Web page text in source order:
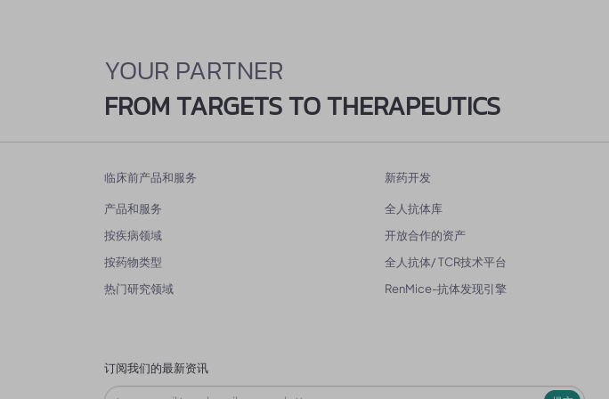
YOUR PARTNER
FROM TARGETS TO THERAPEUTICS
临床前产品和服务
产品和服务
按疾病领域
按药物类型
热门研究领域
新药开发
全人抗体库
开放合作的资产
全人抗体/ TCR技术平台
RenMice-抗体发现引擎
订阅我们的最新资讯